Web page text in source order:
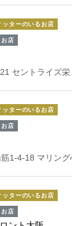
ッターのいるお店
店
セントライズ栄
ッターのいるお店
店
1-4-18 マリン
ッターのいるお店
店